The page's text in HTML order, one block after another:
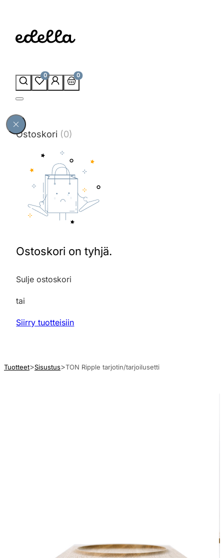
0 0
Ostoskori (0)
Ostoskori on tyhjä.
Sulje ostoskori
tai
Siirry tuotteisiin
Tuotteet Sisustus TON Ripple tarjotin/tarjoilusetti